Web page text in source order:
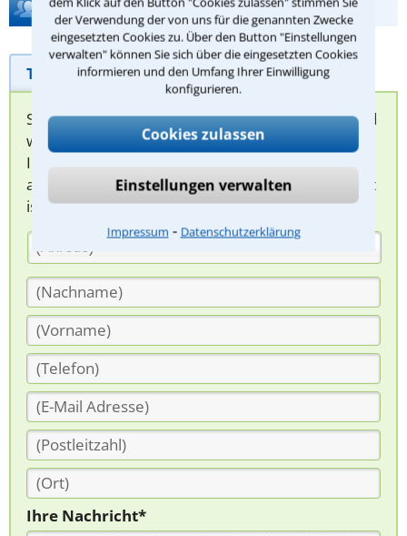
der Verwendung der von uns für die genannten Zwecke
eingesetzten Cookies zu. Über den Button "Einstellungen
verwalten" können Sie sich über die eingesetzten Cookies
informieren und den Umfang Ihrer Einwilligung
konfigurieren.
Cookies zulassen
Einstellungen verwalten
Impressum ⁃ Datenschutzerklärung
Hilfe bei Ihrer Anwaltsuche?
Telefonhilfe Beratungsanfrage
Sie können hier Ihren Fall schildern. Anschließend
werden sich spezialisierte Rechtsanwälte bei
Ihnen melden, um das weitere Vorgehen
abzuklären. Die Rückmeldung durch einen Anwalt
ist für Sie kostenlos.
Ihre Nachricht*